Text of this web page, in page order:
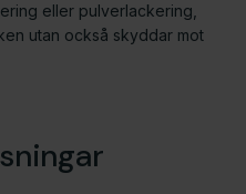
eller pulverlackering,
utan också skyddar mot